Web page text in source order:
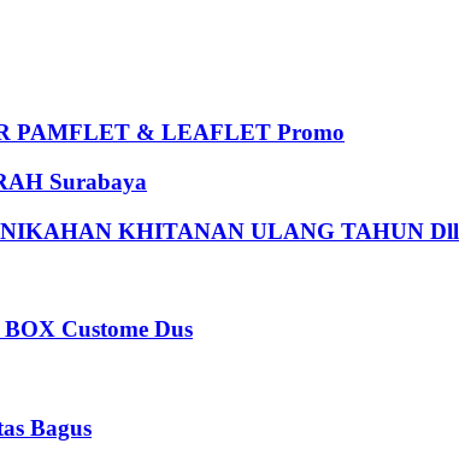
PAMFLET & LEAFLET Promo
Surabaya
KHITANAN ULANG TAHUN Dll
Custome Dus
Bagus